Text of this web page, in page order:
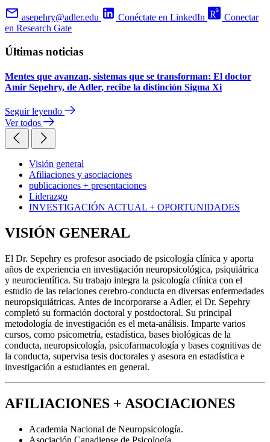
asepehry@adler.edu Conéctate en LinkedIn
Conectar
en Research Gate
Últimas noticias
Mentes que avanzan, sistemas que se transforman: El doctor
Amir Sepehry, de Adler, recibe la distinción Sigma Xi
Seguir leyendo
Ver todos
Visión general
Afiliaciones y asociaciones
publicaciones + presentaciones
Liderazgo
INVESTIGACIÓN ACTUAL + OPORTUNIDADES
VISIÓN GENERAL
El Dr. Sepehry es profesor asociado de psicología clínica y aporta
años de experiencia en investigación neuropsicológica, psiquiátrica
y neurocientífica. Su trabajo integra la psicología clínica con el
estudio de las relaciones cerebro-conducta en diversas enfermedades
neuropsiquiátricas. Antes de incorporarse a Adler, el Dr. Sepehry
completó su formación doctoral y postdoctoral. Su principal
metodología de investigación es el meta-análisis. Imparte varios
cursos, como psicometría, estadística, bases biológicas de la
conducta, neuropsicología, psicofarmacología y bases cognitivas de
la conducta, supervisa tesis doctorales y asesora en estadística e
investigación a estudiantes en general.
AFILIACIONES + ASOCIACIONES
Academia Nacional de Neuropsicología.
Asociación Canadiense de Psicología.